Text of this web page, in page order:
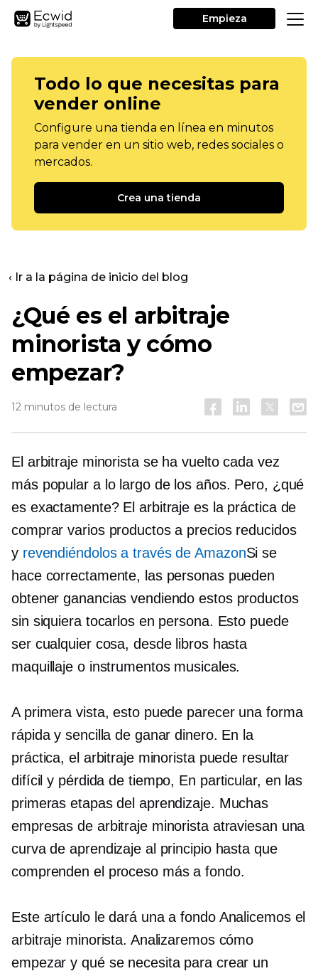
Empieza
Todo lo que necesitas para
vender online
Configure una tienda en línea en minutos
para vender en un sitio web, redes sociales o
mercados.
Crea una tienda
‹ Ir a la página de inicio del blog
¿Qué es el arbitraje
minorista y cómo
empezar?
12 minutos de lectura
El arbitraje minorista se ha vuelto cada vez
más popular a lo largo de los años. Pero, ¿qué
es exactamente? El arbitraje es la práctica de
comprar varios productos a precios reducidos
y revendiéndolos a través de AmazonSi se
hace correctamente, las personas pueden
obtener ganancias vendiendo estos productos
sin siquiera tocarlos en persona. Esto puede
ser cualquier cosa, desde libros hasta
maquillaje o instrumentos musicales.
A primera vista, esto puede parecer una forma
rápida y sencilla de ganar dinero. En la
práctica, el arbitraje minorista puede resultar
difícil y pérdida de tiempo, En particular, en las
primeras etapas del aprendizaje. Muchas
empresas de arbitraje minorista atraviesan una
curva de aprendizaje al principio hasta que
comprenden el proceso más a fondo.
Este artículo le dará unaa fondoAnalicemos el
arbitraje minorista. Analizaremos cómo
empezar y qué se necesita para crear un